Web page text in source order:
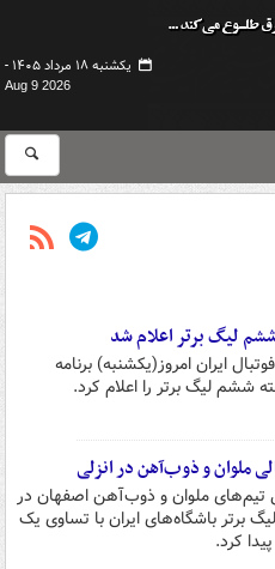
یکشنبه ۱۸ مرداد ۱۴۰۵ -
Aug 9 2026
لیگ برتر اعلام شد
ایران امروز(یکشنبه) برنامه
ششم لیگ برتر را اعلام کرد.
ملوان و ذوب‌آهن در انزلی
تیم‌های ملوان و ذوب‌آهن اصفهان در
برتر باشگاه‌های ایران با تساوی یک
کرد.